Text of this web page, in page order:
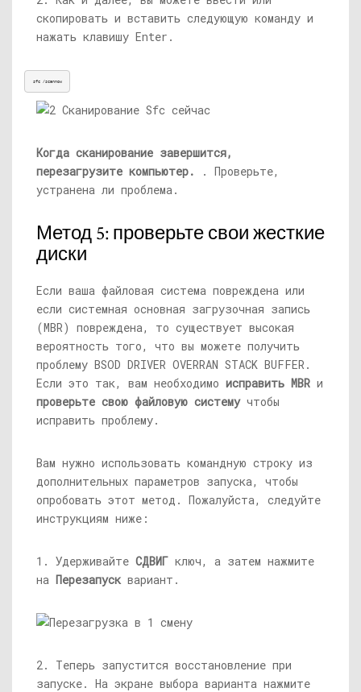
скопировать и вставить следующую команду и
нажать клавишу Enter.
sfc /scannow
Когда сканирование завершится,
перезагрузите компьютер.
. Проверьте,
устранена ли проблема.
Метод 5: проверьте свои жесткие
диски
Если ваша файловая система повреждена или
если системная основная загрузочная запись
(MBR) повреждена, то существует высокая
вероятность того, что вы можете получить
проблему BSOD DRIVER OVERRAN STACK BUFFER.
Если это так, вам необходимо исправить MBR и
проверьте свою файловую системучтобы
исправить проблему.
Вам нужно использовать командную строку из
дополнительных параметров запуска, чтобы
опробовать этот метод. Пожалуйста, следуйте
инструкциям ниже:
1. Удерживайте СДВИГ ключ, а затем нажмите
на Перезапусквариант.
2. Теперь запустится восстановление при
запуске. На экране выбора варианта нажмите